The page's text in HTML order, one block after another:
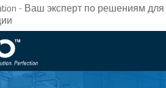
- Ваш эксперт по решениям